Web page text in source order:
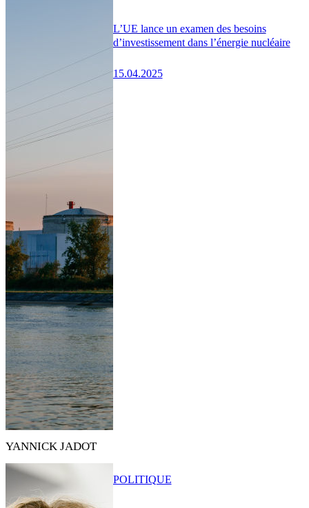
L’UE lance un examen des besoins
d’investissement dans l’énergie nucléaire
15.04.2025
YANNICK JADOT
POLITIQUE